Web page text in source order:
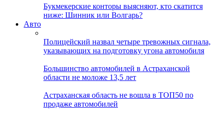
Букмекерские конторы выясняют, кто скатится
ниже: Шинник или Волгарь?
Авто
Полицейский назвал четыре тревожных сигнала,
указывающих на подготовку угона автомобиля
Большинство автомобилей в Астраханской
области не моложе 13,5 лет
Астраханская область не вошла в ТОП50 по
продаже автомобилей